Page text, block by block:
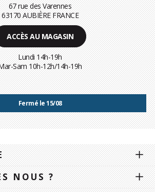
67 rue des Varennes
63170 AUBIÈRE FRANCE
ACCÈS AU MAGASIN
Lundi 14h-19h
Sam 10h-12h/14h-19h
Fermé le 15/08
NOUS ?